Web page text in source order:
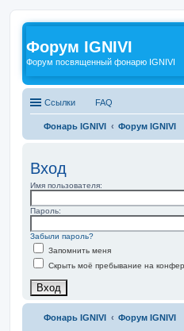
Форум IGNIVI
Форум посвященный фонарю IGNIVI
Ссылки FAQ
Фонарь IGNIVI Форум IGNIVI
Вход
Имя пользователя:
Пароль:
Забыли пароль?
Запомнить меня
Скрыть моё пребывание на
Фонарь IGNIVI Форум IGNIVI